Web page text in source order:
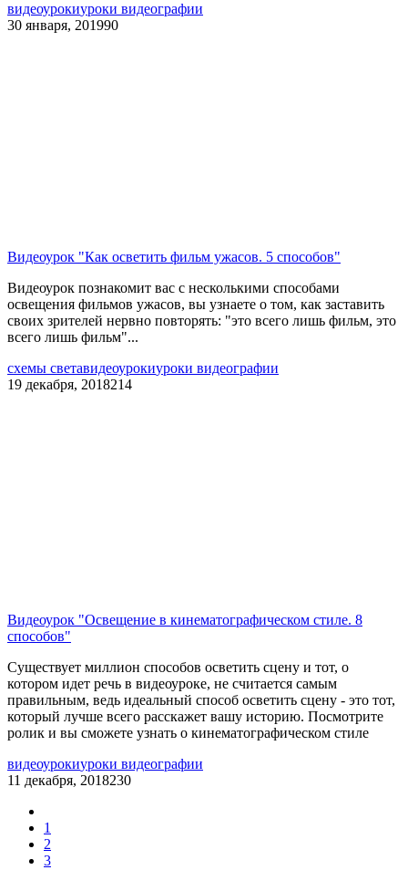
видеоурокиуроки видеографии
30 января, 201990
Видеоурок "Как осветить фильм ужасов. 5 способов"
Видеоурок познакомит вас с несколькими способами
освещения фильмов ужасов, вы узнаете о том, как заставить
своих зрителей нервно повторять: "это всего лишь фильм, это
всего лишь фильм"...
схемы светавидеоурокиуроки видеографии
19 декабря, 2018214
Видеоурок "Освещение в кинематографическом стиле. 8
способов"
Существует миллион способов осветить сцену и тот, о
котором идет речь в видеоуроке, не считается самым
правильным, ведь идеальный способ осветить сцену - это тот,
который лучше всего расскажет вашу историю. Посмотрите
ролик и вы сможете узнать о кинематографическом стиле
видеоурокиуроки видеографии
11 декабря, 2018230
1
2
3